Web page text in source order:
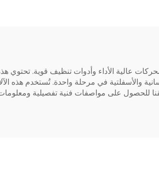
عالية الأداء وأدوات تنظيف قوية. تحتوي
والأسفلتية في مرحلة واحدة. تُستخدم هذه
للحصول على مواصفات فنية تفصيلية